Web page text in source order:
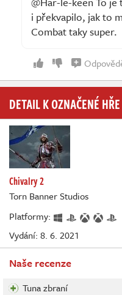
i překvapilo, jak to
Combat taky super.
DETAIL K OZNAČENÉ HŘE
Chivalry 2
Torn Banner Studios
Platformy:
Vydání: 8. 6. 2021
Naše recenze
Tuna zbraní